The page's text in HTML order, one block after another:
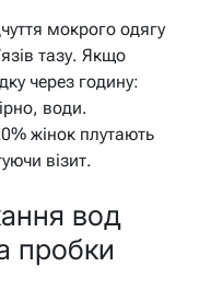
мокрого одягу
тазу. Якщо
через годину:
води.
жінок плутають
візит.
вод
пробки